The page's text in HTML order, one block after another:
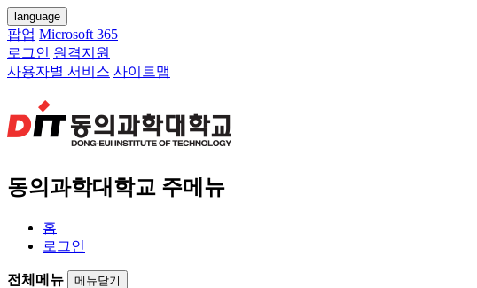
language
팝업 Microsoft 365
로그인 원격지원
사용자별 서비스 사이트맵
동의과학대학교 주메뉴
홈
로그인
전체메뉴 메뉴닫기